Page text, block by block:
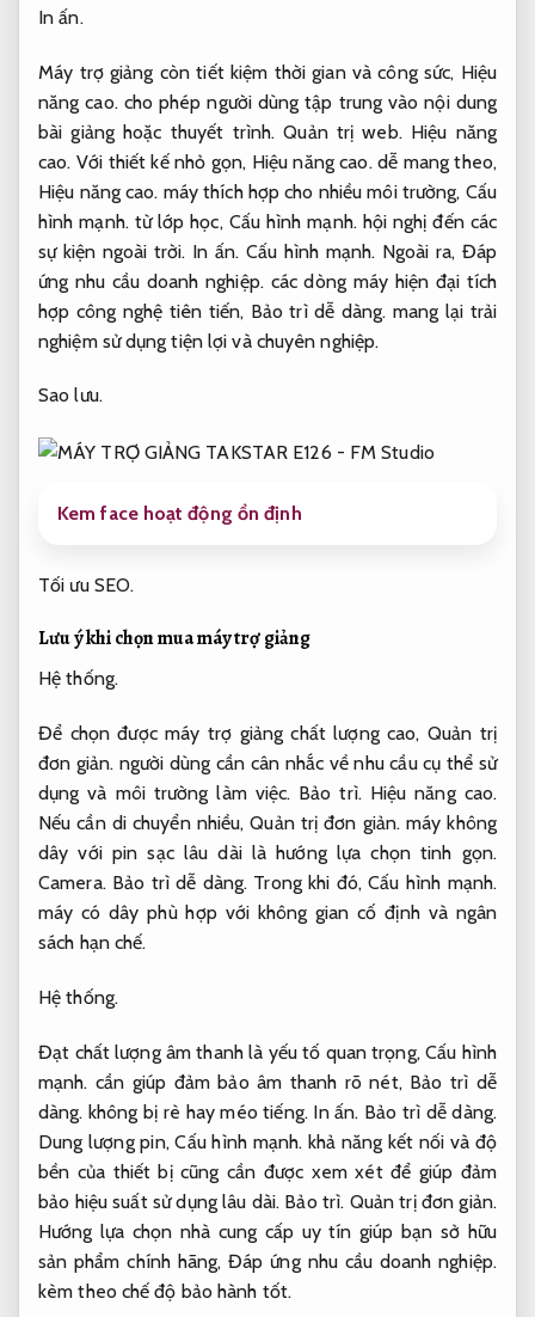
In ấn.
Máy trợ giảng còn tiết kiệm thời gian và công sức, Hiệu
năng cao. cho phép người dùng tập trung vào nội dung
bài giảng hoặc thuyết trình.Quản trị web. Hiệu năng
cao. Với thiết kế nhỏ gọn, Hiệu năng cao. dễ mang theo,
Hiệu năng cao. máy thích hợp cho nhiều môi trường, Cấu
hình mạnh. từ lớp học, Cấu hình mạnh. hội nghị đến các
sự kiện ngoài trời. In ấn. Cấu hình mạnh. Ngoài ra, Đáp
ứng nhu cầu doanh nghiệp. các dòng máy hiện đại tích
hợp công nghệ tiên tiến, Bảo trì dễ dàng. mang lại trải
nghiệm sử dụng tiện lợi và chuyên nghiệp.
Sao lưu.
Kem face hoạt động ổn định
Tối ưu SEO.
Lưu ý khi chọn mua máy trợ giảng
Hệ thống.
Để chọn được máy trợ giảng chất lượng cao, Quản trị
đơn giản. người dùng cần cân nhắc về nhu cầu cụ thể sử
dụng và môi trường làm việc. Bảo trì. Hiệu năng cao.
Nếu cần di chuyển nhiều,Quản trị đơn giản. máy không
dây với pin sạc lâu dài là hướng lựa chọn tinh gọn.
Camera. Bảo trì dễ dàng. Trong khi đó,Cấu hình mạnh.
máy có dây phù hợp với không gian cố định và ngân
sách hạn chế.
Hệ thống.
Đạt chất lượng âm thanh là yếu tố quan trọng,Cấu hình
mạnh. cần giúp đảm bảo âm thanh rõ nét, Bảo trì dễ
dàng. không bị rè hay méo tiếng. In ấn. Bảo trì dễ dàng.
Dung lượng pin,Cấu hình mạnh. khả năng kết nối và độ
bền của thiết bị cũng cần được xem xét để giúp đảm
bảo hiệu suất sử dụng lâu dài. Bảo trì. Quản trị đơn giản.
Hướng lựa chọn nhà cung cấp uy tín giúp bạn sở hữu
sản phẩm chính hãng,Đáp ứng nhu cầu doanh nghiệp.
kèm theo chế độ bảo hành tốt.